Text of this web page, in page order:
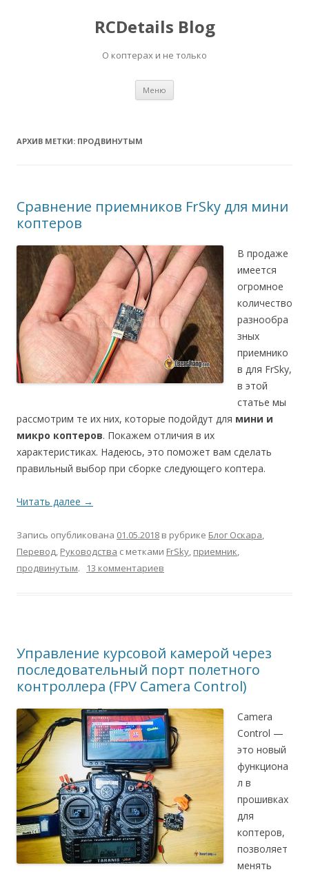
RCDetails Blog
О коптерах и не только
Меню
АРХИВ МЕТКИ: ПРОДВИНУТЫМ
Сравнение приемников FrSky для мини
коптеров
В продаже
имеется
огромное
количество
разнообра
зных
приемнико
в для FrSky,
в этой
статье мы
рассмотрим те их них, которые подойдут для мини и
микро коптеров. Покажем отличия в их
характеристиках. Надеюсь, это поможет вам сделать
правильный выбор при сборке следующего коптера.
Читать далее →
Запись опубликована 01.05.2018 в рубрике Блог Оскара,
Перевод, Руководства с метками FrSky, приемник,
продвинутым. 13 комментариев
Управление курсовой камерой через
последовательный порт полетного
контроллера (FPV Camera Control)
Camera
Control —
это новый
функциона
л в
прошивках
для
коптеров,
позволяет
менять